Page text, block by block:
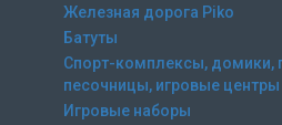
Железная дорога Piko
Батуты
Спорт-комплексы, домики,
песочницы, игровые центры
Игровые наборы